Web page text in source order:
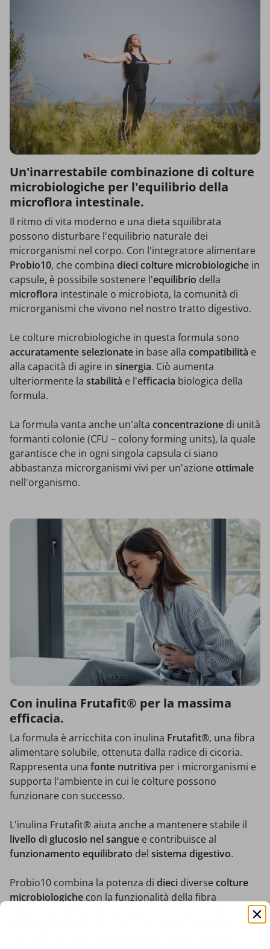
Un'inarrestabile combinazione di colture
microbiologiche per l'equilibrio della
microflora intestinale.
Il ritmo di vita moderno e una dieta squilibrata
possono disturbare l'equilibrio naturale dei
microrganismi nel corpo. Con l'integratore alimentare
Probio10, che combina dieci colture microbiologiche in
capsule, è possibile sostenere l'equilibrio della
microflora intestinale o microbiota, la comunità di
microrganismi che vivono nel nostro tratto digestivo.
Le colture microbiologiche in questa formula sono
accuratamente selezionate in base alla compatibilità e
alla capacità di agire in sinergia. Ciò aumenta
ulteriormente la stabilità e l'efficacia biologica della
formula.
La formula vanta anche un'alta concentrazione di unità
formanti colonie (CFU – colony forming units), la quale
garantisce che in ogni singola capsula ci siano
abbastanza microrganismi vivi per un'azione ottimale
nell'organismo.
Con inulina Frutafit® per la massima
efficacia.
La formula è arricchita con inulina Frutafit®, una fibra
alimentare solubile, ottenuta dalla radice di cicoria.
Rappresenta una fonte nutritiva per i microrganismi e
supporta l'ambiente in cui le colture possono
funzionare con successo.
L'inulina Frutafit® aiuta anche a mantenere stabile il
livello di glucosio nel sangue e contribuisce al
funzionamento equilibrato del sistema digestivo.
Probio10 combina la potenza di dieci diversecolture
microbiologiche con la funzionalità della fibra